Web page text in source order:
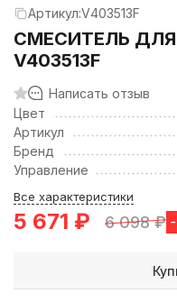
Артикул:V403513F
СМЕСИТЕЛЬ ДЛЯ
V403513F
Написать отзыв
Цвет
Артикул
Бренд
Управление
Все характеристики
5 671 ₽ 6 098₽